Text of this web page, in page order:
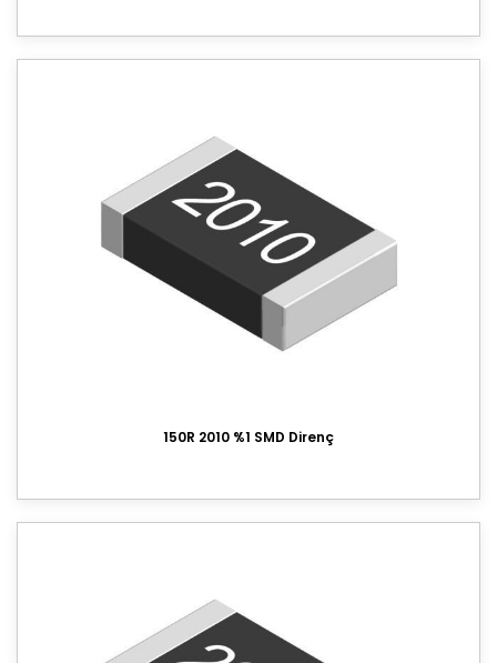
150R 2010 %1 SMD Direnç